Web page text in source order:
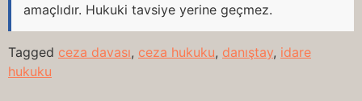
amaçlıdır. Hukuki tavsiye yerine geçmez.
Tagged ceza davası, ceza hukuku, danıştay, idare
hukuku